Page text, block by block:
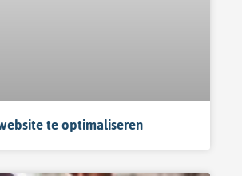
te optimaliseren